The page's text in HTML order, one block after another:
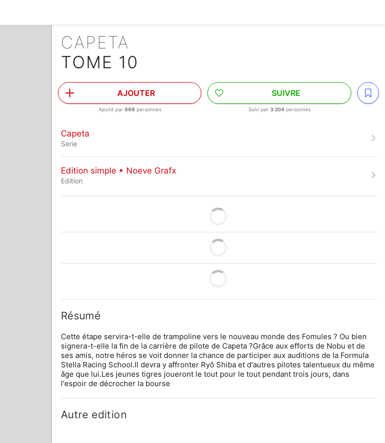
CAPETA
TOME 10
AJOUTER
Ajouté par 666 personnes
SUIVRE
Suivi par 3 204personnes
Capeta
Serie
Edition simple • Noeve Grafx
Edition
Résumé
Cette étape servira-t-elle de trampoline vers le nouveau monde des Fomules ? Ou bien
signera-t-elle la fin de la carrière de pilote de Capeta ?Grâce aux efforts de Nobu et de
ses amis, notre héros se voit donner la chance de participer aux auditions de la Formula
Stella Racing School.Il devra y affronter Ryô Shiba et d'autres pilotes talentueux du même
âge que lui.Les jeunes tigres joueront le tout pour le tout pendant trois jours, dans
l'espoir de décrocher la bourse
Autre edition